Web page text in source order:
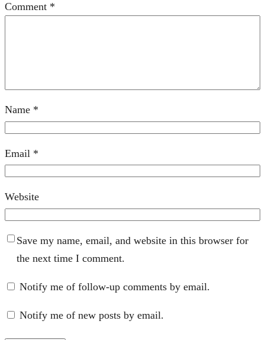
Comment *
Name *
Email *
Website
Save my name, email, and website in this browser for
the next time I comment.
Notify me of follow-up comments by email.
Notify me of new posts by email.